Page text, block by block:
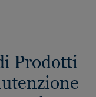
Prodotti